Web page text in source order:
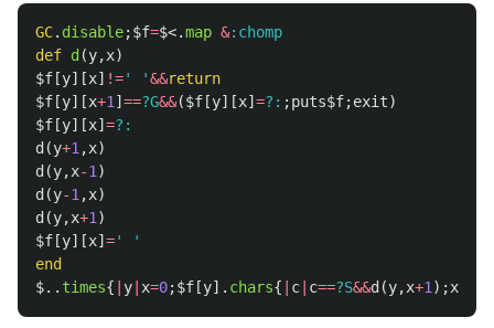
GC. disable;$f=$<.map &:chomp
def d (y,x)
$f [y][x] !=' '&&return
$f [y][x+1 ] ==?G&&($f [y][x] =?: ;puts$f;exit)
$f [y][x] =?:
d (y+1 ,x)
d (y,x-1 )
d (y-1 ,x)
d (y,x+1 )
$f [y][x] =' '
end
$. . times{ y x=0;$f [y]. chars{ c c==?S&&d (y,x+1 );x